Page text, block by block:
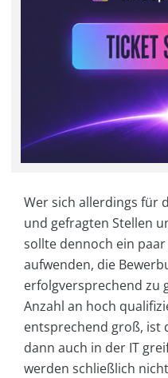
Wer sich allerdings für
und gefragten Stellen
sollte dennoch ein
aufwenden, die
erfolgversprechend zu
Anzahl an hoch
entsprechend groß, ist
dann auch in der IT
werden schließlich